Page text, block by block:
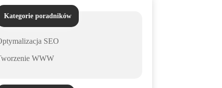
Kategorie poradników
SEO
WWW